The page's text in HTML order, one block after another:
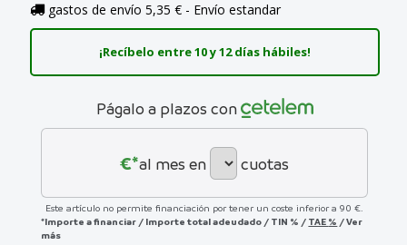
gastos de envío 5,35 € - Envío estandar
¡Recíbelo entre 10 y 12 días hábiles!
Págalo a plazos con
€*al mes en cuotas
Este artículo no permite financiación por tener un coste inferior a 90 €.
*Importe a financiar / Importe total adeudado / TIN % / TAE % /Ver
más